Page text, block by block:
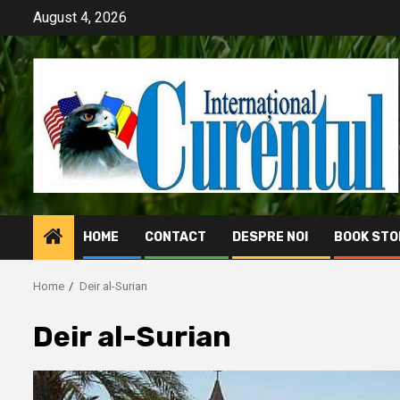
content
August 4, 2026
HOME CONTACT DESPRE NOI BOOK
Home Deir al-Surian
Deir al-Surian